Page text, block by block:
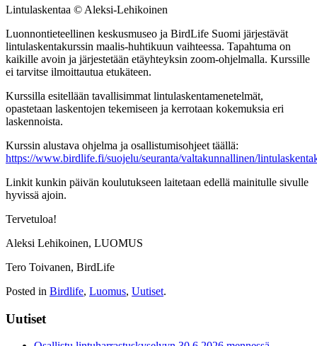
Lintulaskentaa © Aleksi-Lehikoinen
Luonnontieteellinen keskusmuseo ja BirdLife Suomi järjestävät
lintulaskentakurssin maalis-huhtikuun vaihteessa. Tapahtuma on
kaikille avoin ja järjestetään etäyhteyksin zoom-ohjelmalla. Kurssille
ei tarvitse ilmoittautua etukäteen.
Kurssilla esitellään tavallisimmat lintulaskentamenetelmät,
opastetaan laskentojen tekemiseen ja kerrotaan kokemuksia eri
laskennoista.
Kurssin alustava ohjelma ja osallistumisohjeet täällä:
https://www.birdlife.fi/suojelu/seuranta/valtakunnallinen/
Linkit kunkin päivän koulutukseen laitetaan edellä mainitulle sivulle
hyvissä ajoin.
Tervetuloa!
Aleksi Lehikoinen, LUOMUS
Tero Toivanen, BirdLife
Posted in Birdlife, Luomus, Uutiset.
Uutiset